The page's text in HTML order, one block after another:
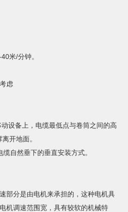
米/分钟。
虑
设备上，电缆最低点与卷筒之间的高
开地面。
自然垂下的垂直安装方式。
部分是由电机来承担的，这种电机具
机调速范围宽，具有较软的机械特